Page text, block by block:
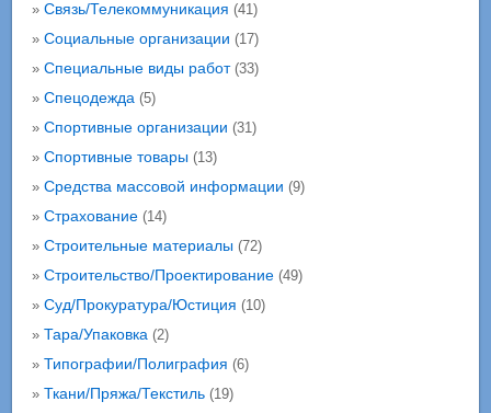
» Связь/Телекоммуникация (41)
» Социальные организации (17)
» Специальные виды работ(33)
» Спецодежда(5)
» Спортивные организации (31)
» Спортивные товары(13)
» Средства массовой информации (9)
» Страхование(14)
» Строительные материалы(72)
» Строительство/Проектирование(49)
» Суд/Прокуратура/Юстиция (10)
» Тара/Упаковка(2)
» Типографии/Полиграфия (6)
» Ткани/Пряжа/Текстиль(19)